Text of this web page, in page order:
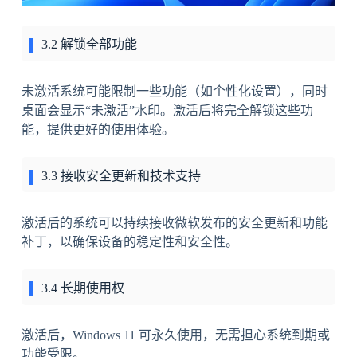
3.2 解锁全部功能
未激活系统可能限制一些功能（如个性化设置），同时
桌面会显示“未激活”水印。激活后将完全解锁这些功
能，提供更好的使用体验。
3.3 接收安全更新和技术支持
激活后的系统可以持续接收微软发布的安全更新和功能
补丁，以确保设备的稳定性和安全性。
3.4 长期使用权
激活后，Windows 11 可永久使用，无需担心系统到期或
功能受限。